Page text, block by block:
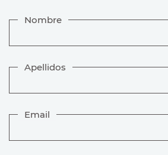
Nombre
Apellidos
Email